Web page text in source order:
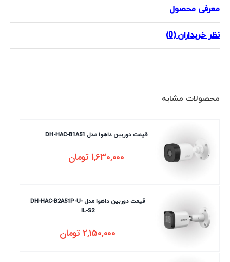
معرفی محصول
نظر خریداران (0)
محصولات مشابه
قیمت دوربین داهوا مدل DH-HAC-B1A51
1,630,000تومان
قیمت دوربین داهوا مدل DH-HAC-B2A51P-U-
IL-S2
2,150,000تومان